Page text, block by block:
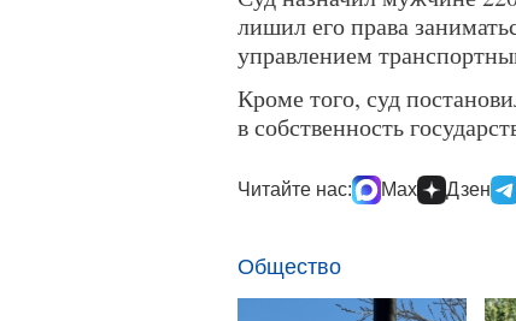
лишил его права
управлением
Кроме того, суд
в собственность
Читайте нас: Max Дзен
Общество